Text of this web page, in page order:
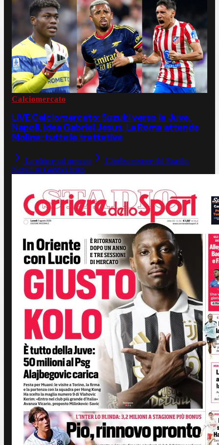
Calciomercato
LIVE Calciomercato: Suzuki verso la Juve.
Napoli, idea Gabriel Jesus. La Roma attende
Molina: tutte le trattative
Le ultime sul mercato
L'indiscrezione dal Brasile:
Napoli su Gabriel Jesus